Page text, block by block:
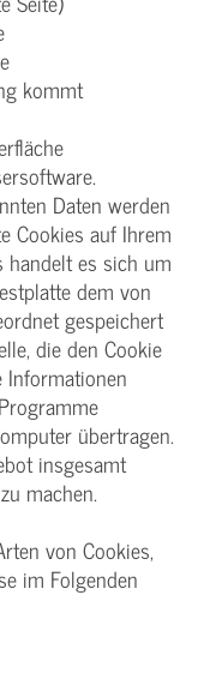
kommt
Daten werden
Cookies auf Ihrem
handelt es sich um
dem von
gespeichert
die den Cookie
übertragen.
insgesamt
machen.
von Cookies,
im Folgenden